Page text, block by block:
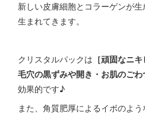
新しい皮膚細胞とコラーゲンが
生まれてきます。
クリスタルパックは ［頑固なニ
毛穴の黒ずみや開き・お肌のごわ
効果的です♪
また、角質肥厚によるイボのよう